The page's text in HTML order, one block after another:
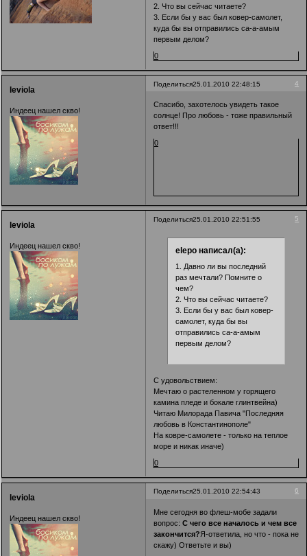
2. Что вы сейчас читаете?
3. Если бы у вас был ковер-самолет,
куда бы вы отправились са-а-амым
первым делом?
0
Поделиться 4
25.01.2010 22:48:15
leviola
Индеец нашел скво!
Cпасибо, захотелось увидеть такое
солнце! Про любовь - тоже правильный
ответ!!!
0
Поделиться 5
25.01.2010 22:51:55
leviola
Индеец нашел скво! elepo написал(а):
1. Давно ли вы последний
раз мечтали? Помните о
чем?
2. Что вы сейчас читаете?
3. Если бы у вас был ковер-
самолет, куда бы вы
отправились са-а-амым
первым делом?
С удовольствием:
Мечтаю о растеленном у горящего
камина пледе и бокале глинтвейна)
Читаю Милорада Павича "Последняя
любовь в Константинополе"
На ковре-самолете - только на теплое
море и никак иначе)
0
Поделиться 6
25.01.2010 22:54:43
leviola
Индеец нашел скво!
Мне сегодня во флеш-мобе задали
вопрос:С чего все началось и чем все
закончится?Я-ответила, но что - пока не
скажу) Ответьте и вы)